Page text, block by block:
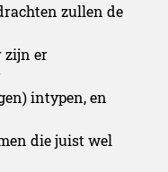
zullen de
zijn er
intypen, en
die juist wel